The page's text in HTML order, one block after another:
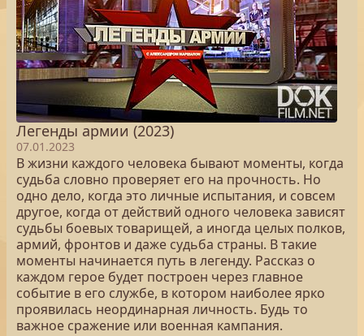
Легенды армии (2023)
07.01.2023
В жизни каждого человека бывают моменты, когда
судьба словно проверяет его на прочность. Но
одно дело, когда это личные испытания, и совсем
другое, когда от действий одного человека зависят
судьбы боевых товарищей, а иногда целых полков,
армий, фронтов и даже судьба страны. В такие
моменты начинается путь в легенду. Рассказ о
каждом герое будет построен через главное
событие в его службе, в котором наиболее ярко
проявилась неординарная личность. Будь то
важное сражение или военная кампания.